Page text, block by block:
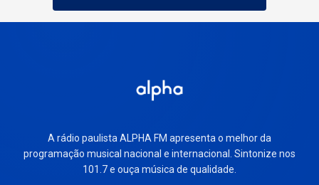
A rádio paulista ALPHA FM apresenta o melhor da
programação musical nacional e internacional. Sintonize nos
101.7 e ouça música de qualidade.